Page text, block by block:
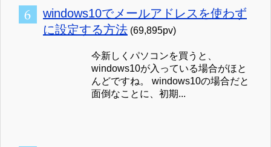
windows10でメールアドレスを使わず
に設定する方法 (69,895pv)
今新しくパソコンを買うと、
windows10が入っている場合がほと
んどですね。 windows10の場合だと
面倒なことに、初期...